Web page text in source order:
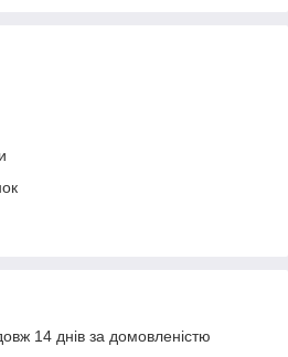
14 днів за домовленістю